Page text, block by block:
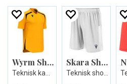
Wyrm Shirt Skara Short